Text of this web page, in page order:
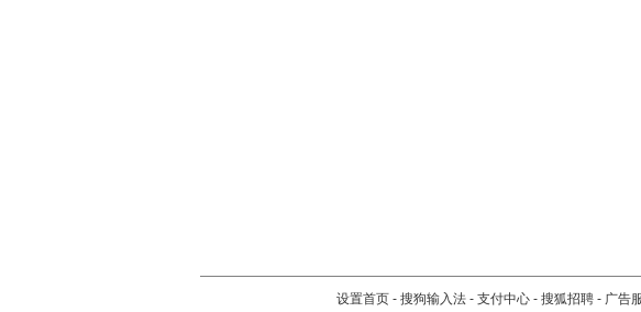
设置首页 - 搜狗输入法 - 支付中心 - 搜狐招聘 - 广告